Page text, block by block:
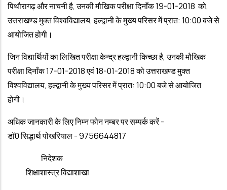
पिथौरागढ़ और नाचनी है, उनकी मौखिक परीक्षा दिनाँक 19-01-2018 को,
उत्तराखण्ड मुक्त विश्वविद्यालय, हल्द्वानी के मुख्य परिसर में प्रात: 10:00 बजे से
आयोजित होगी।
जिन विद्यार्थियों का लिखित परीक्षा केन्द्र हल्द्वानी किच्छा है, उनकी मौखिक
परीक्षा दिनाँक 17-01-2018 एवं 18-01-2018 को उत्तराखण्ड मुक्त
विश्वविद्यालय, हल्द्वानी के मुख्य परिसर में प्रात: 10:00 बजे से आयोजित
होगी।
अधिक जानकारी के लिए निम्न फोन नम्बर पर सम्पर्क करें -
डाॅ0 सिद्धार्थ पोखरियाल - 9756644817
निदेशक
शिक्षाशास्त्र विद्याशाखा